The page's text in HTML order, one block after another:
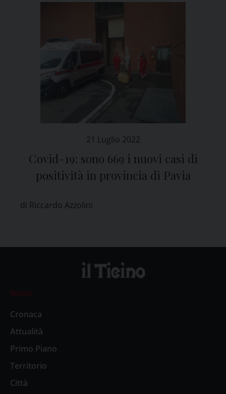
21 Luglio 2022
Covid-19: sono 669 i nuovi casi di
positività in provincia di Pavia
di Riccardo Azzolini
News
Cronaca
Attualità
Primo Piano
Territorio
Città